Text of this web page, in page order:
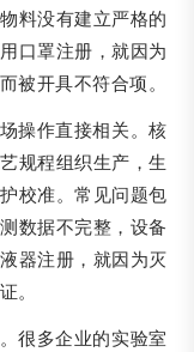
料没有建立严格的
口罩注册，就因为
被开具不符合项。
操作直接相关。核
规程组织生产，生
校准。常见问题包
数据不完整，设备
器注册，就因为灭
。
很多企业的实验室